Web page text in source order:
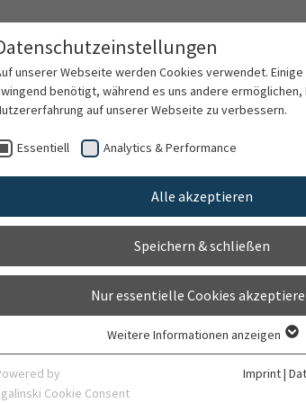
Tropical Medicine
Inpatient
care
Special
medicine
unserer Webseite werden Cookies verwendet.
benötigt, während es uns andere ermöglichen,
auf unserer Webseite zu verbessern.
Essentiell Analytics & Performance
Alle akzeptieren
Speichern & schließen
Nur essentielle Cookies
Essentielle Cookies werden für grundlegende
benötigt. Dadurch ist gewährleistet, dass die Webseite
Weitere Informationen anzeigen
by
Cookie Consent
Imprint|